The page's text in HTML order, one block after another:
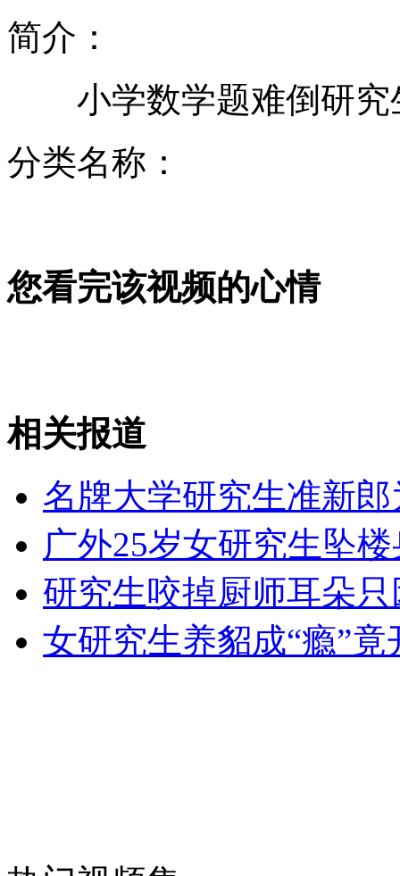
"变脸"成丢脸 场面很尴尬
女孩北京地铁殴打老人 痛下狠手拳打脚踢
无痛分娩是否安全 医生回应
简介：
小学数学题难倒研究
分类名称：
您看完该视频的心情
相关报道
名牌大学研究生准新
广外25岁女研究生坠
研究生咬掉厨师耳朵
女研究生养貂成“瘾”竟